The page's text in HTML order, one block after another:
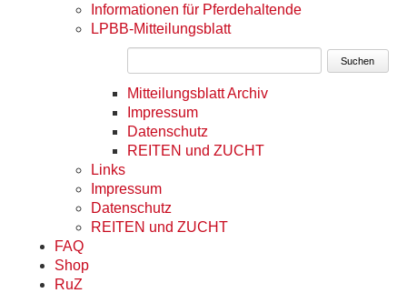
Informationen für Pferdehaltende
LPBB-Mitteilungsblatt
Suchen
Mitteilungsblatt Archiv
Impressum
Datenschutz
REITEN und ZUCHT
Links
Impressum
Datenschutz
REITEN und ZUCHT
FAQ
Shop
RuZ